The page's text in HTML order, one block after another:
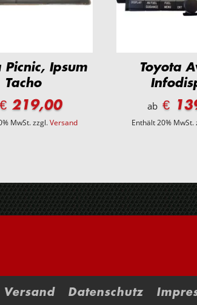
Picnic, Ipsum
Tacho
€ 219,00
MwSt.zzgl.Versand
Toyota
ab€
Enthält 20% MwSt.
Versand Datenschutz